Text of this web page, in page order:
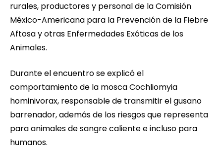
rurales, productores y personal de la Comisión
México-Americana para la Prevención de la Fiebre
Aftosa y otras Enfermedades Exóticas de los
Animales.
Durante el encuentro se explicó el
comportamiento de la mosca Cochliomyia
hominivorax, responsable de transmitir el gusano
barrenador, además de los riesgos que representa
para animales de sangre caliente e incluso para
humanos.